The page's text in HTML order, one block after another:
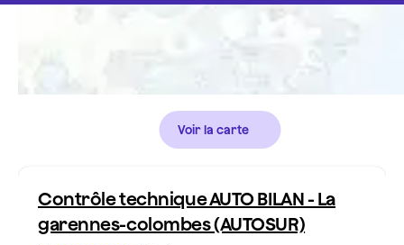
Voir la carte
Contrôle technique AUTO BILAN - La
garennes-colombes (AUTOSUR)